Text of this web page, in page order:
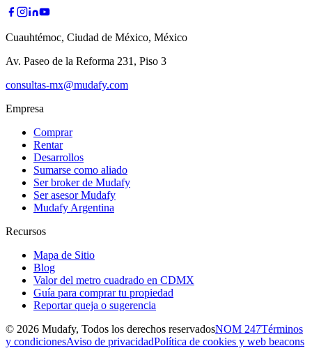
Cuauhtémoc, Ciudad de México, México
Av. Paseo de la Reforma 231, Piso 3
consultas-mx@mudafy.com
Empresa
Comprar
Rentar
Desarrollos
Sumarse como aliado
Ser broker de Mudafy
Ser asesor Mudafy
Mudafy Argentina
Recursos
Mapa de Sitio
Blog
Valor del metro cuadrado en CDMX
Guía para comprar tu propiedad
Reportar queja o sugerencia
© 2026 Mudafy, Todos los derechos reservadosNOM 247Términos
y condicionesAviso de privacidadPolítica de cookies y web beacons